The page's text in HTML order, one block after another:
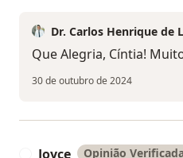
Dr. Carlos Henrique de
Que Alegria, Cíntia!
30 de outubro de 2024
Joyce Opinião